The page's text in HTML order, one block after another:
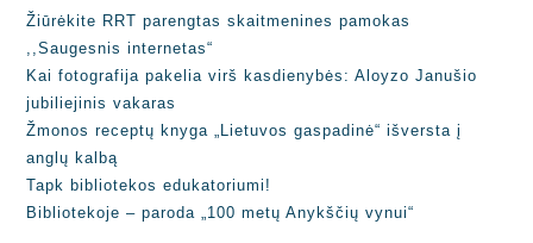
Žiūrėkite RRT parengtas skaitmenines pamokas
,,Saugesnis internetas“
Kai fotografija pakelia virš kasdienybės: Aloyzo Janušio
jubiliejinis vakaras
Žmonos receptų knyga „Lietuvos gaspadinė“ išversta į
anglų kalbą
Tapk bibliotekos edukatoriumi!
Bibliotekoje – paroda „100 metų Anykščių vynui“